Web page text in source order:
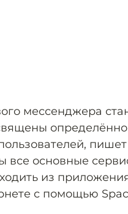
мессенджера
все основные
из
с помощью